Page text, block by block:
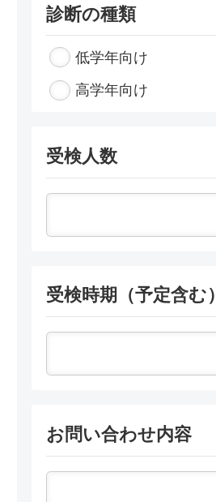
診断の種類
低学年向け
高学年向け
受検人数
受検時期（予定含む）
お問い合わせ内容